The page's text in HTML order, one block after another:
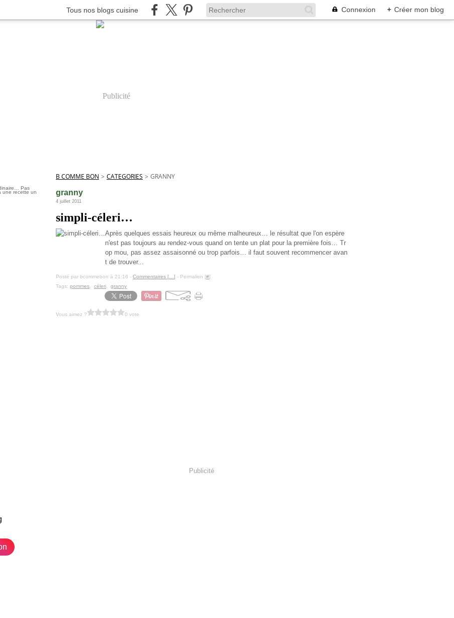
Tous nos blogs cuisine Connexion + Créer mon blog
Publicité
Pas
une recette un
B COMME BON > CATEGORIES > GRANNY
granny
4 juillet 2011
simpli-céleri…
Après quelques essais heureux ou même malheureux… le résultat que l'on espère
n'est pas toujours au rendez-vous quand on tente un plat pour la première fois… Tr
op mou, pas assez assaisonné ou trop parfois… il faut souvent recommencer avan
t de trouver...
Posté par bcommebon à 21:16 - Commentaires [ ] - Permalien [#]
Tags: pommes céleri granny
Vous aimez ? 0 vote
Publicité